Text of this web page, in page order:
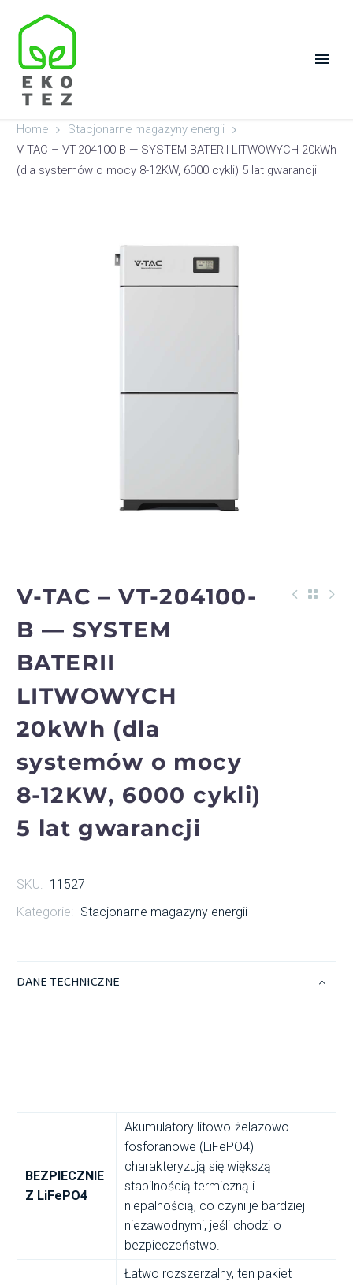
Home
Stacjonarne magazyny energii
V-TAC – VT-204100-B — SYSTEM BATERII LITWOWYCH 20kWh
(dla systemów o mocy 8-12KW, 6000 cykli) 5 lat gwarancji
V-TAC – VT-204100-
B — SYSTEM
BATERII
LITWOWYCH
20kWh (dla
systemów o mocy
8-12KW, 6000 cykli)
5 lat gwarancji
SKU: 11527
Kategorie: Stacjonarne magazyny energii
DANE TECHNICZNE
BEZPIECZNIE
Z LiFePO4
Akumulatory litowo-żelazowo-
fosforanowe (LiFePO4)
charakteryzują się większą
stabilnością termiczną i
niepalnością, co czyni je bardziej
niezawodnymi, jeśli chodzi o
bezpieczeństwo.
Łatwo rozszerzalny, ten pakiet